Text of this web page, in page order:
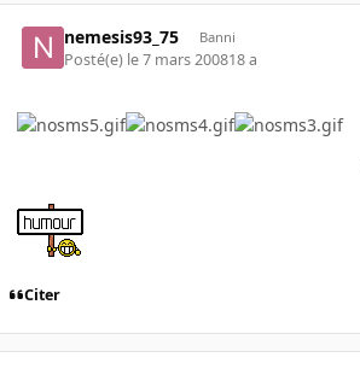
nemesis93_75 Banni
Posté(e) le 7 mars 200818 a
Citer